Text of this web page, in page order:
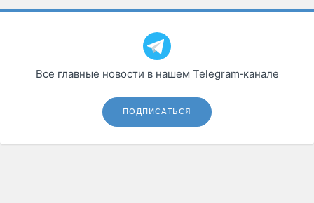
Все главные новости в нашем Telegram‑канале
ПОДПИСАТЬСЯ